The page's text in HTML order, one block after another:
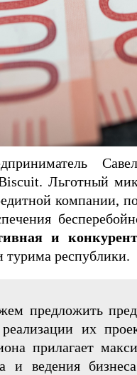
Льготный
компании,
и
турима республики.
предложить
их
прилагает
и ведения